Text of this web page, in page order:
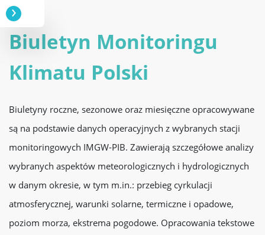
Biuletyn Monitoringu
Klimatu Polski
Biuletyny roczne, sezonowe oraz miesięczne opracowywane
są na podstawie danych operacyjnych z wybranych stacji
monitoringowych IMGW-PIB. Zawierają szczegółowe analizy
wybranych aspektów meteorologicznych i hydrologicznych
w danym okresie, w tym m.in.: przebieg cyrkulacji
atmosferycznej, warunki solarne, termiczne i opadowe,
poziom morza, ekstrema pogodowe. Opracowania tekstowe